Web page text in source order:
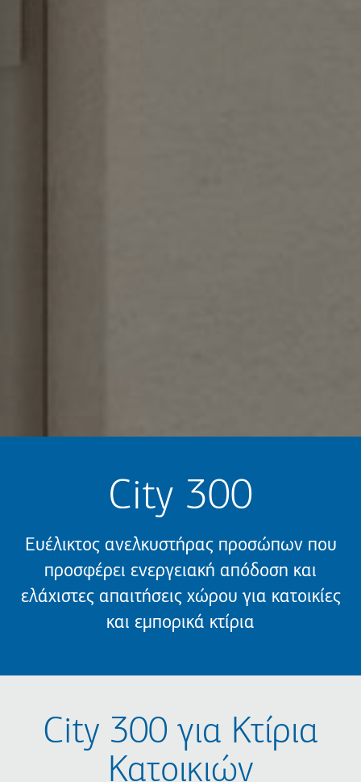
City 300
Ευέλικτος ανελκυστήρας προσώπων που
προσφέρει ενεργειακή απόδοση και
ελάχιστες απαιτήσεις χώρου για κατοικίες
και εμπορικά κτίρια
City 300 για Κτίρια
Κατοικιών